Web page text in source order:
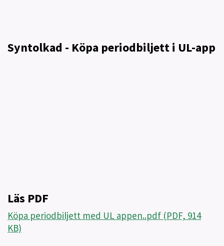
Syntolkad - Köpa periodbiljett i UL-app
Läs PDF
Köpa periodbiljett med UL appen..pdf (PDF, 914
KB)